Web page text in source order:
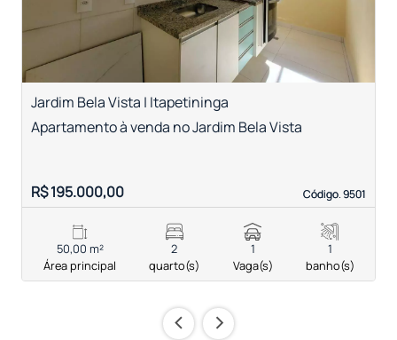
Jardim Bela Vista | Itapetininga
Código. 9501
Código. 9501
Apartamento à venda no Jardim Bela Vista
R$ 195.000,00
50,00 m²
Área principal
2
quarto(s)
1
Vaga(s)
1
banho(s)
‹ ›